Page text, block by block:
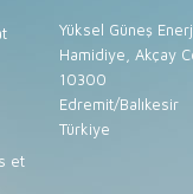
et
Yüksel Güneş
Hamidiye, Akçay
10300
Edremit/Balıkesir
Türkiye